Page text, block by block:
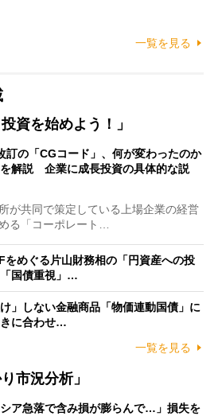
一覧を見る
資を始めよう！」
訂の「CGコード」、何が変わったのか
解説 企業に成長投資の具体的な説
が共同で策定している上場企業の経営
る「コーポレート…
をめぐる片山財務相の「円資産への投
国債重視」…
」しない金融商品「物価連動国債」に
に合わせ…
一覧を見る
市況分析」
シア急落で含み損が膨らんで…」損失を